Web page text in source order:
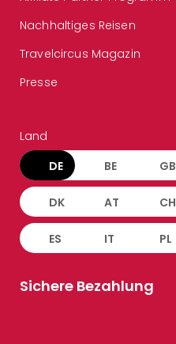
Nachhaltiges Reisen
Travelcircus Magazin
Presse
Land
DE BE GB
DK AT CH
ES IT PL
Sichere Bezahlung